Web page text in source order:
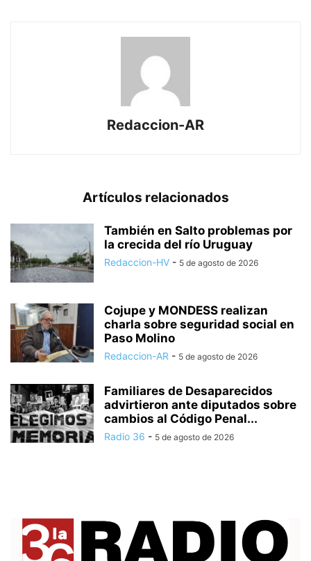
Redaccion-AR
Artículos relacionados
También en Salto problemas por
la crecida del río Uruguay
Redaccion-HV - 5 de agosto de 2026
Cojupe y MONDESS realizan
charla sobre seguridad social en
Paso Molino
Redaccion-AR - 5 de agosto de 2026
Familiares de Desaparecidos
advirtieron ante diputados sobre
cambios al Código Penal...
Radio 36 - 5 de agosto de 2026